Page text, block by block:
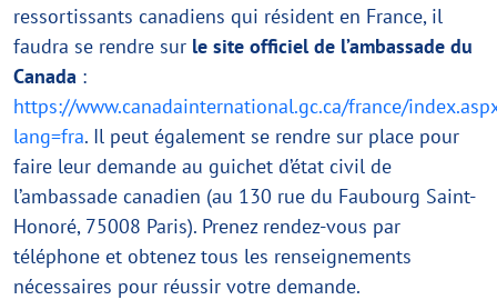
ressortissants canadiens qui résident en France, il
faudra se rendre sur le site officiel de l’ambassade du
Canada :
https://www.canadainternational.gc.ca/france/
lang=fra. Il peut également se rendre sur place pour
faire leur demande au guichet d’état civil de
l’ambassade canadien (au 130 rue du Faubourg Saint-
Honoré, 75008 Paris). Prenez rendez-vous par
téléphone et obtenez tous les renseignements
nécessaires pour réussir votre demande.